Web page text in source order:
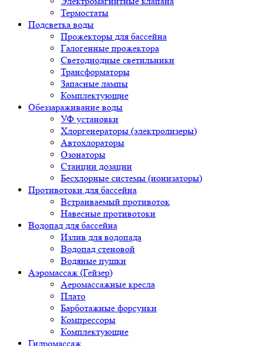
Термостаты
Подсветка воды
Прожекторы для бассейна
Галогенные прожектора
Светодиодные светильники
Трансформаторы
Запасные лампы
Комплектующие
Обеззараживание воды
УФ установки
Хлоргенераторы (электролизеры)
Автохлораторы
Озонаторы
Станции дозации
Бесхлорные системы (ионизаторы)
Противотоки для бассейна
Встраиваемый противоток
Навесные противотоки
Водопад для бассейна
Излив для водопада
Водопад стеновой
Водяные пушки
Аэромассаж (Гейзер)
Аеромассажные кресла
Плато
Барботажные форсунки
Компрессоры
Комплектующие
Гидромассаж